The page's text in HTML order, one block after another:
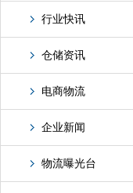
行业快讯
仓储资讯
电商物流
企业新闻
物流曝光台